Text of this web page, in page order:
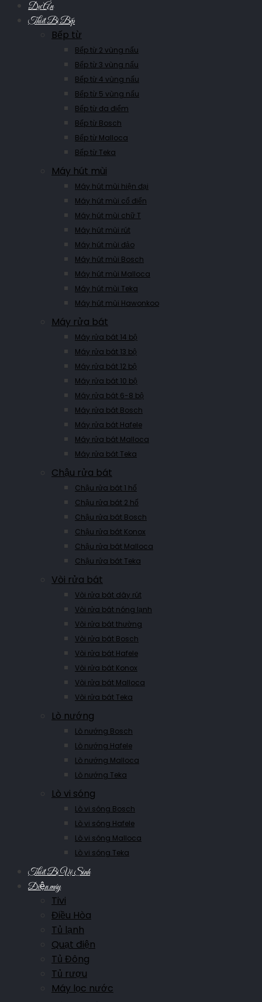
Dự Án
Thiết Bị Bếp
Bếp từ
Bếp từ 2 vùng nấu
Bếp từ 3 vùng nấu
Bếp từ 4 vùng nấu
Bếp từ 5 vùng nấu
Bếp từ đa điểm
Bếp từ Bosch
Bếp từ Malloca
Bếp từ Teka
Máy hút mùi
Máy hút mùi hiện đại
Máy hút mùi cổ điển
Máy hút mùi chữ T
Máy hút mùi rút
Máy hút mùi đảo
Máy hút mùi Bosch
Máy hút mùi Malloca
Máy hút mùi Teka
Máy hút mùi Hawonkoo
Máy rửa bát
Máy rửa bát 14 bộ
Máy rửa bát 13 bộ
Máy rửa bát 12 bộ
Máy rửa bát 10 bộ
Máy rửa bát 6-8 bộ
Máy rửa bát Bosch
Máy rửa bát Hafele
Máy rửa bát Malloca
Máy rửa bát Teka
Chậu rửa bát
Chậu rửa bát 1 hố
Chậu rửa bát 2 hố
Chậu rửa bát Bosch
Chậu rửa bát Konox
Chậu rửa bát Malloca
Chậu rửa bát Teka
Vòi rửa bát
Vòi rửa bát dây rút
Vòi rửa bát nóng lạnh
Vòi rửa bát thường
Vòi rửa bát Bosch
Vòi rửa bát Hafele
Vòi rửa bát Konox
Vòi rửa bát Malloca
Vòi rửa bát Teka
Lò nướng
Lò nướng Bosch
Lò nướng Hafele
Lò nướng Malloca
Lò nướng Teka
Lò vi sóng
Lò vi sóng Bosch
Lò vi sóng Hafele
Lò vi sóng Malloca
Lò vi sóng Teka
Thiết Bị Vệ Sinh
Điện máy
Tivi
Điều Hòa
Tủ lạnh
Quạt điện
Tủ Đông
Tủ rượu
Máy lọc nước